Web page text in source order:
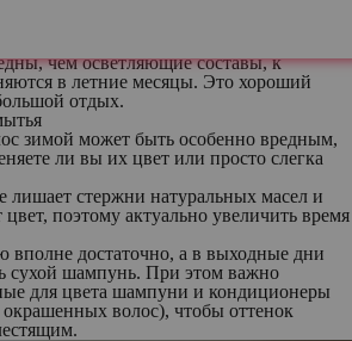
слишком светлых оттенков.
отражать свет, осветляя волосы и
им равномерное сияние. Кстати,
чем осветляющие составы, к
в летние месяцы. Это хороший
отдых.
зимой может быть особенно вредным,
ли вы их цвет или просто слегка
лишает стержни натуральных масел и
поэтому актуально увеличить время
вполне достаточно, а в выходные дни
сухой шампунь. При этом важно
для цвета шампуни и кондиционеры
волос), чтобы оттенок